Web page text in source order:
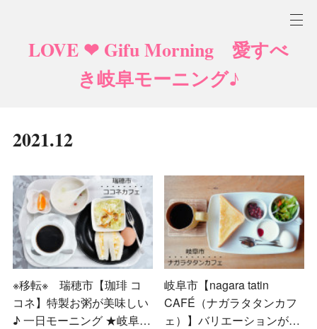
LOVE ❤ Gifu Morning 愛すべ
き岐阜モーニング♪
2021.12
※移転※ 瑞穂市【珈琲 コ
コネ】特製お粥が美味しい
♪ 一日モーニング ★岐阜…
岐阜市【nagara tatin
CAFÉ（ナガラタタンカフ
ェ）】バリエーションが…